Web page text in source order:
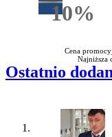
10%
Cena
Najniższa
Ostatnio